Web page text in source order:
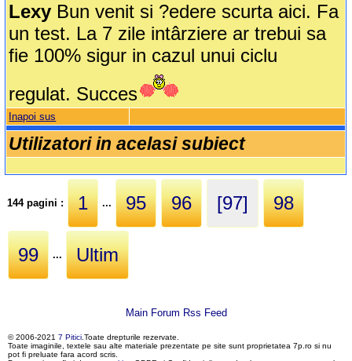
Lexy Bun venit si ?edere scurta aici. Fa
un test. La 7 zile intârziere ar trebui sa
fie 100% sigur in cazul unui ciclu
regulat. Succes
Inapoi sus
Utilizatori in acelasi subiect
144 pagini : 1 ... 95 96 [97] 98
99 ... Ultim
Main Forum Rss Feed
© 2006-2021 7 Pitici.Toate drepturile rezervate.
Toate imaginile, textele sau alte materiale prezentate pe site sunt proprietatea 7p.ro si nu
pot fi preluate fara acord scris.